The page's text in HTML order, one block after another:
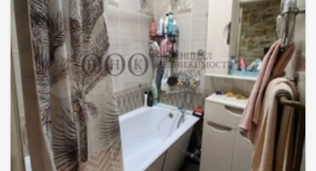
на выгодных условиях; помощь в оформлении документов;
Качественный клиентский сервис. Рады будем ответить на
все ваши вопросы с 9:00 до 21:00​. Гарантия юридической
чистоты сделки от компании, которая работает на рынке
недвижимости в городе Кемерово с 2010 года! Голованева
Лариса